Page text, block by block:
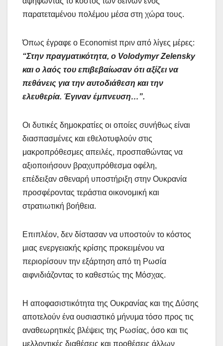
παρατεταμένου πολέμου μέσα στη χώρα τους.
Όπως έγραφε ο Εconomist πριν από λίγες μέρες:
“Στην πραγματικότητα, ο Volodymyr Zelensky
και ο λαός του επιβεβαίωσαν ότι αξίζει να
πεθάνεις για την αυτοδιάθεση και την
ελευθερία. Έγιναν έμπνευση…”.
Οι δυτικές δημοκρατίες οι οποίες συνήθως είναι
διασπασμένες και εθελοτυφλούν στις
μακροπρόθεσμες απειλές, προσπαθώντας να
αξιοποιήσουν βραχυπρόθεσμα οφέλη,
επέδειξαν σθεναρή υποστήριξη στην Ουκρανία
προσφέροντας τεράστια οικονομική και
στρατιωτική βοήθεια.
Επιπλέον, δεν δίστασαν να υποστούν το κόστος
μιας ενεργειακής κρίσης προκειμένου να
περιορίσουν την εξάρτηση από τη Ρωσία
αιφνιδιάζοντας το καθεστώς της Μόσχας.
Η αποφασιστικότητα της Ουκρανίας και της Δύσης
αποτελούν ένα ουσιαστικό μήνυμα τόσο προς τις
αναθεωρητικές βλέψεις της Ρωσίας, όσο και τις
μελλοντικές διαθέσεις και προθέσεις άλλων